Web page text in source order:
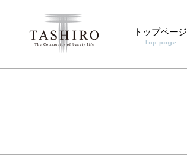
トップページ
Top page